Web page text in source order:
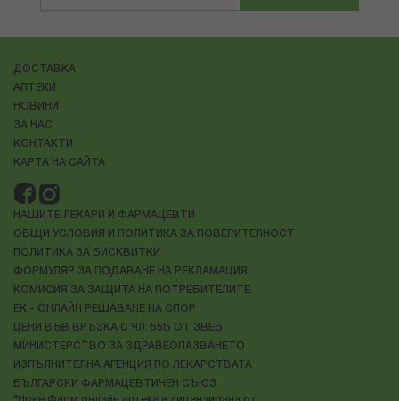
ДОСТАВКА
АПТЕКИ
НОВИНИ
ЗА НАС
КОНТАКТИ
КАРТА НА САЙТА
НАШИТЕ ЛЕКАРИ И ФАРМАЦЕВТИ
ОБЩИ УСЛОВИЯ И ПОЛИТИКА ЗА ПОВЕРИТЕЛНОСТ
ПОЛИТИКА ЗА БИСКВИТКИ
ФОРМУЛЯР ЗА ПОДАВАНЕ НА РЕКЛАМАЦИЯ
КОМИСИЯ ЗА ЗАЩИТА НА ПОТРЕБИТЕЛИТЕ
ЕК - ОНЛАЙН РЕШАВАНЕ НА СПОР
ЦЕНИ ВЪВ ВРЪЗКА С ЧЛ. 55Б ОТ ЗВЕБ
МИНИСТЕРСТВО ЗА ЗДРАВЕОПАЗВАНЕТО
ИЗПЪЛНИТЕЛНА АГЕНЦИЯ ПО ЛЕКАРСТВАТА
БЪЛГАРСКИ ФАРМАЦЕВТИЧЕН СЪЮЗ